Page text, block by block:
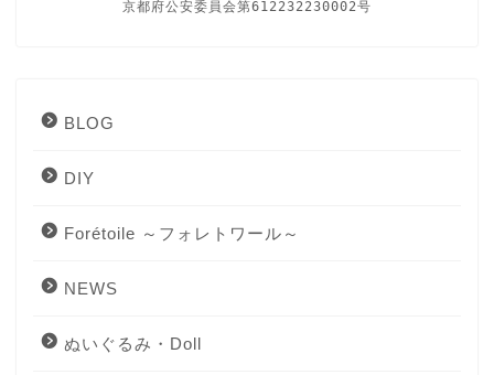
京都府公安委員会第612232230002号
BLOG
DIY
Forétoile ～フォレトワール～
NEWS
ぬいぐるみ・Doll